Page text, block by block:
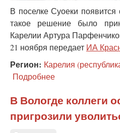
В поселке Суоеки
такое решение было
Карелии Артура
21 ноября передает ИА
Регион: Карелия
Подробнее
скандала
с
главой
В Вологде коллеги
пригрозили